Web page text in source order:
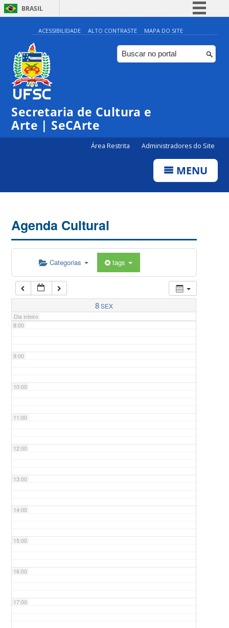
BRASIL
Simplifique!
Comunica BR
Participe
ACESSIBILIDADE ALTO CONTRASTE MAPA DO SITE
Secretaria de Cultura e
Arte | SeCArte
Área Restrita Administradores do Site
MENU
Agenda Cultural
Categorias tags
8SEX
Dia inteiro
0:00
1:00
5:00
7:00
8:00
9:00
10:00
11:00
12:00
13:00
14:00
15:00
16:00
17:00